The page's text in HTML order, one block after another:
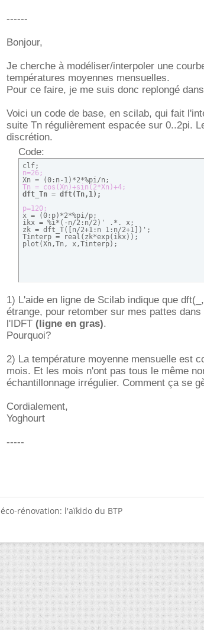
------
Bonjour,
Je cherche à modéliser/interpoler une
températures moyennes mensuelles.
Pour ce faire, je me suis donc replongé
Voici un code de base, en scilab, qui fait
suite Tn régulièrement espacée sur 0..2pi.
discrétion.
Code:
n=26;
Tn = cos(Xn)+sin(2*Xn)+4;
dft_Tn = dft(Tn,1);
p=120;
ikx = %i*(-n/2:n/2)' .*. x;
zk = dft_T([n/2+1:n 1:n/2+1])';
Tinterp = real(zk*exp(ikx));
plot(Xn,Tn, x,Tinterp);
1) L'aide en ligne de Scilab indique que
étrange, pour retomber sur mes pattes
l'IDFT (ligne en gras).
Pourquoi?
2) La température moyenne mensuelle est
mois. Et les mois n'ont pas tous le même
échantillonnage irrégulier. Comment ça se
Cordialement,
Yoghourt
-----
éco-rénovation: l'aïkido du BTP